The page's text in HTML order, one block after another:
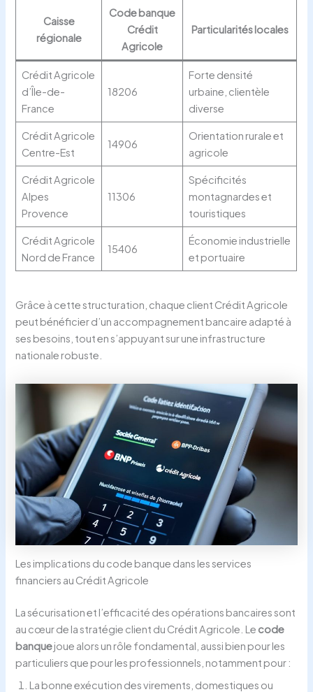
Caisse
régionale
Code banque
Crédit
Agricole
Particularités locales
Crédit Agricole
d’Île-de-
France
18206
Forte densité
urbaine, clientèle
diverse
Crédit Agricole
Centre-Est
14906
Orientation rurale et
agricole
Crédit Agricole
Alpes
Provence
11306
Spécificités
montagnardes et
touristiques
Crédit Agricole
Nord de France
15406
Économie industrielle
et portuaire
Grâce à cette structuration, chaque client Crédit Agricole
peut bénéficier d’un accompagnement bancaire adapté à
ses besoins, tout en s’appuyant sur une infrastructure
nationale robuste.
Les implications du code banque dans les services
financiers au Crédit Agricole
La sécurisation et l’efficacité des opérations bancaires sont
au cœur de la stratégie client du Crédit Agricole. Le code
banquejoue alors un rôle fondamental, aussi bien pour les
particuliers que pour les professionnels, notamment pour :
La bonne exécution des virements, domestiques ou